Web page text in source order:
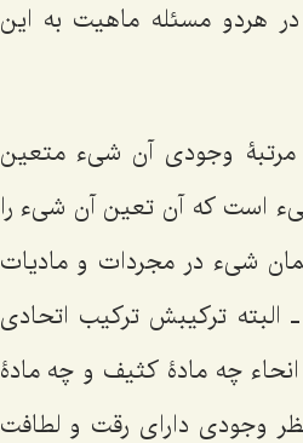
هردو مسئله ماهیت به این
مرتبۀ وجودی آن شیء متعین
است که آن تعین آن شیء را
شیء در مجردات و مادیات
ترکیبش ترکیب اتحادی
چه مادۀ کثیف و چه مادۀ
وجودی دارای رقت و لطافت